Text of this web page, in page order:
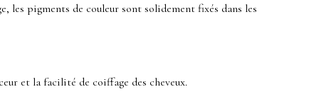
les pigments de couleur sont solidement fixés dans les
et la facilité de coiffage des cheveux.